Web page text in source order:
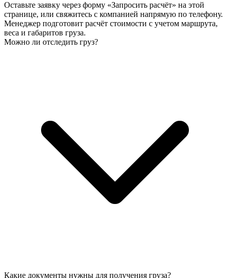
Оставьте заявку через форму «Запросить расчёт» на этой
странице, или свяжитесь с компанией напрямую по телефону.
Менеджер подготовит расчёт стоимости с учетом маршрута,
веса и габаритов груза.
Можно ли отследить груз?
Какие документы нужны для получения груза?